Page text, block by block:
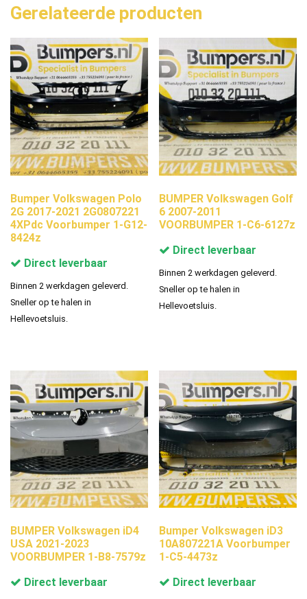
Gerelateerde producten
Bumper Volkswagen Polo
2G 2017-2021 2G0807221
4XPdc Voorbumper 1-G12-
8424z
Direct leverbaar
Binnen 2 werkdagen geleverd.
Sneller op te halen in
Hellevoetsluis.
BUMPER Volkswagen Golf
6 2007-2011
VOORBUMPER 1-C6-6127z
Direct leverbaar
Binnen 2 werkdagen geleverd.
Sneller op te halen in
Hellevoetsluis.
BUMPER Volkswagen iD4
USA 2021-2023
VOORBUMPER 1-B8-7579z
Direct leverbaar
Bumper Volkswagen iD3
10A807221A Voorbumper
1-C5-4473z
Direct leverbaar